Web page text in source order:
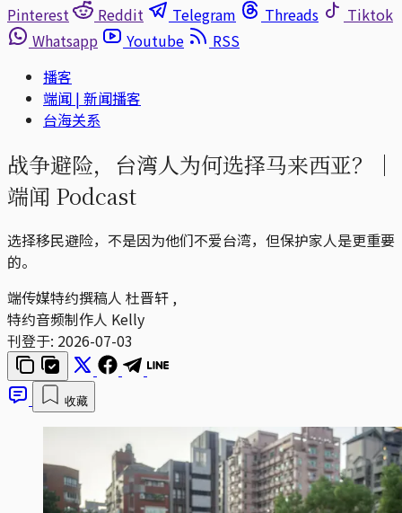
Pinterest
Reddit Telegram Threads
Tiktok
Whatsapp
Youtube
RSS
播客
端闻 | 新闻播客
台海关系
战争避险，台湾人为何选择马来西亚？｜
端闻 Podcast
选择移民避险，不是因为他们不爱台湾，但保护家人是更重要
的。
端传媒特约撰稿人 杜晋轩 ,
特约音频制作人 Kelly
刊登于: 2026-07-03
收藏